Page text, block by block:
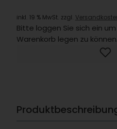
inkl. 19 % MwSt. zzgl.
Bitte loggen Sie sich ein
Warenkorb legen zu können.